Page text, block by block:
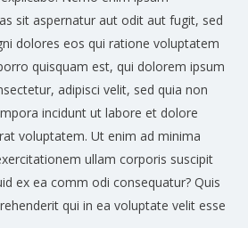
sit aspernatur aut odit aut fugit, sed
dolores eos qui ratione voluptatem
quisquam est, qui dolorem ipsum
adipisci velit, sed quia non
incidunt ut labore et dolore
voluptatem. Ut enim ad minima
ullam corporis suscipit
ex ea comm odi consequatur? Quis
qui in ea voluptate velit esse